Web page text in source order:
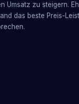
Umsatz zu steigern.
das beste Preis-